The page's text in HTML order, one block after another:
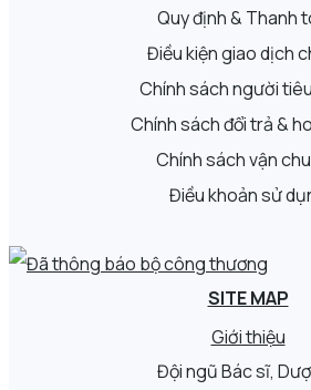
Quy định & Thanh
Điều kiện giao dịch
Chính sách người
Chính sách đổi trả &
Chính sách vận
Điều khoản sử
SITE MAP
Giới thiệu
Đội ngũ Bác sĩ,